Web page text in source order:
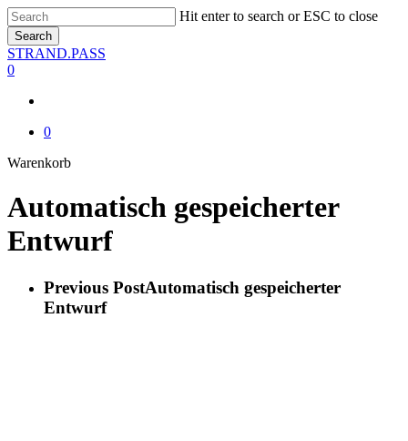
Skip
to
main
content
Hit enter to search or ESC to close
Search
Close
Search
STRAND.PASS
0
0
WarenkorbClose
Automatisch gespeicherter
Entwurf
Previous PostAutomatisch gespeicherter
Entwurf